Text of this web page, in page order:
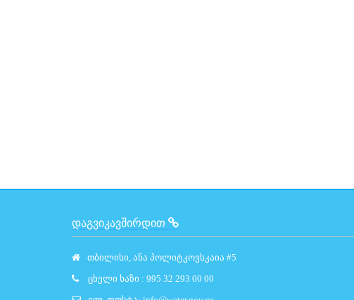
ᲓᲐᲒᲕᲘᲙᲐᲕᲨᲘᲠᲓᲘᲗ
თბილისი, ანა პოლიტკოვსკაია #5
ცხელი ხაზი : 995 32 293 00 00